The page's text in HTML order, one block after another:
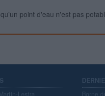
point d'eau n'est pas
Lestra
Borne